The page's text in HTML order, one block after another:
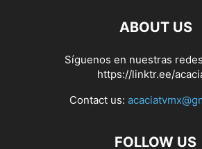
ABOUT US
Síguenos en nuestras
https://linktr.ee/
Contact us:
FOLLOW US